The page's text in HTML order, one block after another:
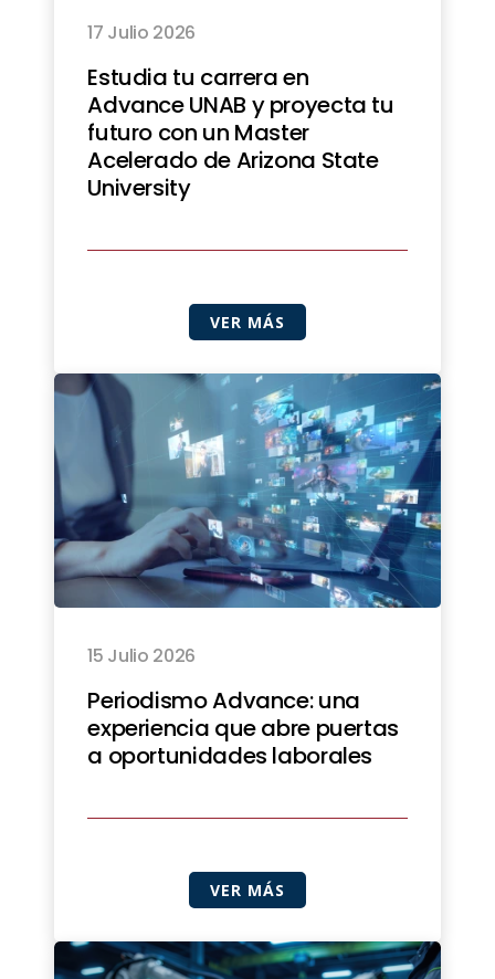
17 Julio 2026
Estudia tu carrera en
Advance UNAB y proyecta tu
futuro con un Master
Acelerado de Arizona State
University
VER MÁS
15 Julio 2026
Periodismo Advance: una
experiencia que abre puertas
a oportunidades laborales
VER MÁS